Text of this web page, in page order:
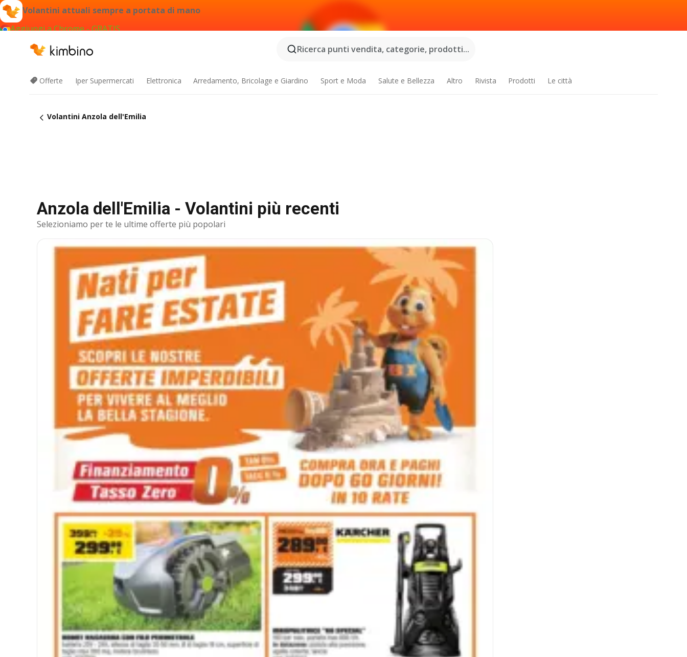
Volantini attuali sempre a portata di mano
Aggiungi a Chrome - GRATIS
Ricerca punti vendita, categorie, prodotti...
Offerte Iper Supermercati Elettronica Arredamento, Bricolage e Giardino Sport e Moda Salute e Bellezza Altro Rivista Prodotti Le città
Volantini Anzola dell'Emilia
Anzola dell'Emilia - Volantini più recenti
Selezioniamo per te le ultime offerte più popolari